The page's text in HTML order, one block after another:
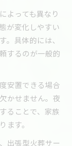
よっても異なり
が変化しやすい
。具体的には、
するのが一般的
安置できる場合
かせません。夜
ることで、家族
ます。
出張型火葬サー